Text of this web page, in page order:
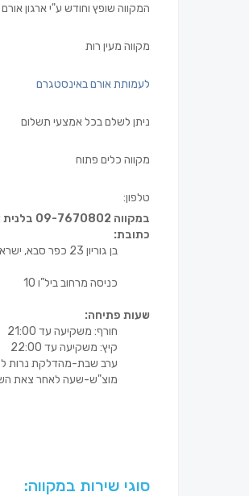
המקווה שופץ וחודש ע"י ארגון אורם
מקווה מעין רות
לעמותת אורם באינסטגרם
ניתן לשלם בכל אמצעי תשלום
מקווה כלים פתוח
טלפון:
במקווה 09-7670802 בלנית : חני עוקבי, תמר כהן אליהו.
כתובת:
בן גוריון 23 כפר סבא, ישראל
כניסה מרחוב ביל”ו 10
שעות פתיחה:
חורף: משקיעה עד 21:00
קיץ: משקיעה עד 22:00
ערב שבת-מהדלקת נרות
מוצ"ש-שעה לאחר צאת השבת שעון חורף
סוגי שירות במקווה: